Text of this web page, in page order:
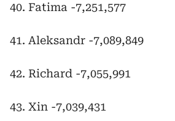
40. Fatima -7,251,577
41. Aleksandr -7,089,849
42. Richard -7,055,991
43. Xin -7,039,431